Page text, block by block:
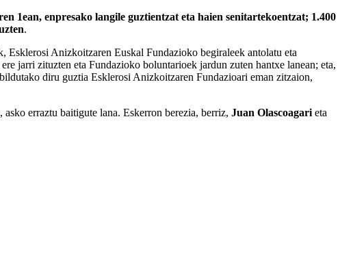
1ean, enpresako langile guztientzat eta haien senitartekoentzat; 1.400
.
Esklerosi Anizkoitzaren Euskal Fundazioko begiraleek antolatu eta
jarri zituzten eta Fundazioko boluntarioek jardun zuten hantxe lanean; eta,
diru guztia Esklerosi Anizkoitzaren Fundazioari eman zitzaion,
erraztu baitigute lana. Eskerron berezia, berriz, Juan Olascoagari eta